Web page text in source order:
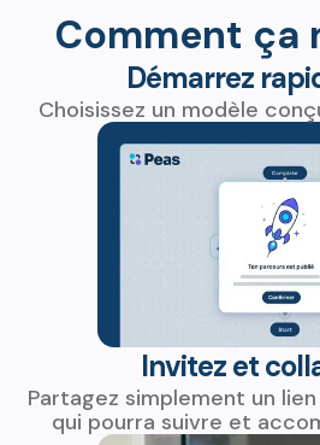
Comment ça
Démarrez
Choisissez un modèle
Invitez et
Partagez simplement un
qui pourra suivre et